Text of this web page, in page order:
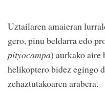
Uztailaren amaieran
gero, pinu beldarra edo
pityocampa) aurkako aire
helikoptero bidez egingo
zehaztutakoaren arabera.